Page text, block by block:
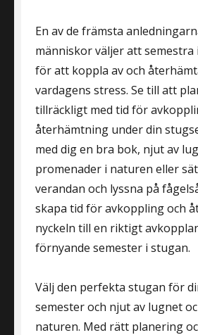
En av de främsta
människor väljer att semestra
för att koppla av och
vardagens stress. Se till att
tillräckligt med tid för
återhämtning under din
med dig en bra bok, njut av
promenader i naturen eller
verandan och lyssna på
skapa tid för avkoppling och
nyckeln till en riktigt
förnyande semester i stugan.
Välj den perfekta stugan för
semester och njut av lugnet
naturen. Med rätt planering